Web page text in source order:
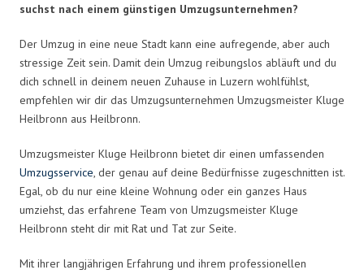
suchst nach einem günstigen Umzugsunternehmen?
Der Umzug in eine neue Stadt kann eine aufregende, aber auch
stressige Zeit sein. Damit dein Umzug reibungslos abläuft und du
dich schnell in deinem neuen Zuhause in Luzern wohlfühlst,
empfehlen wir dir das Umzugsunternehmen Umzugsmeister Kluge
Heilbronn aus Heilbronn.
Umzugsmeister Kluge Heilbronn bietet dir einen umfassenden
Umzugsservice, der genau auf deine Bedürfnisse zugeschnitten ist.
Egal, ob du nur eine kleine Wohnung oder ein ganzes Haus
umziehst, das erfahrene Team von Umzugsmeister Kluge
Heilbronn steht dir mit Rat und Tat zur Seite.
Mit ihrer langjährigen Erfahrung und ihrem professionellen